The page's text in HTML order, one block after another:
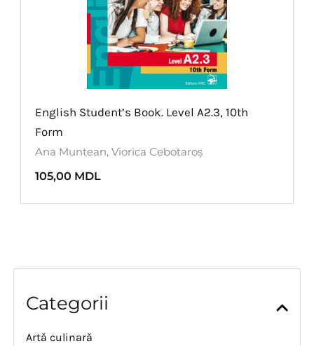
Categorii
Artă culinară
English Student’s Book. Level A2.3, 10th
Form
Ana Muntean,Viorica Cebotaroș
105,00 MDL